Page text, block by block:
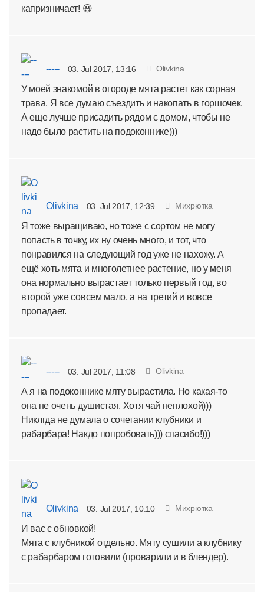
капризничает! 😃
----- 03. Jul 2017, 13:16 Olivkina
У моей знакомой в огороде мята растет как сорная
трава. Я все думаю съездить и накопать в горшочек.
А еще лучше присадить рядом с домом, чтобы не
надо было растить на подоконнике)))
Olivkina 03. Jul 2017, 12:39 Михрютка
Я тоже выращиваю, но тоже с сортом не могу
попасть в точку, их ну очень много, и тот, что
понравился на следующий год уже не нахожу. А
ещё хоть мята и многолетнее растение, но у меня
она нормально вырастает только первый год, во
второй уже совсем мало, а на третий и вовсе
пропадает.
----- 03. Jul 2017, 11:08 Olivkina
А я на подоконнике мяту вырастила. Но какая-то
она не очень душистая. Хотя чай неплохой)))
Никлгда не думала о сочетании клубники и
рабарбара! Накдо попробовать))) спасибо!)))
Olivkina 03. Jul 2017, 10:10 Михрютка
И вас с обновкой!
Мята с клубникой отдельно. Мяту сушили а клубнику
с рабарбаром готовили (проварили и в блендер).